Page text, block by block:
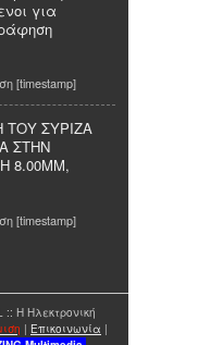
για
[timestamp]
ΤΟΥ ΣΥΡΙΖΑ
ΣΤΗΝ
8.00ΜΜ,
[timestamp]
:: Η Ηλεκτρονική
| Επικοινωνία |